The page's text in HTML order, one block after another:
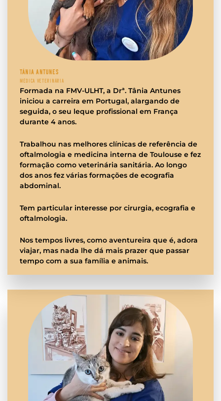
TÂNIA ANTUNES
MÉDICA VETERINÁRIA
Formada na FMV-ULHT, a Drª. Tânia Antunes
iniciou a carreira em Portugal, alargando de
seguida, o seu leque profissional em França
durante 4 anos.
Trabalhou nas melhores clínicas de referência de
oftalmologia e medicina interna de Toulouse e fez
formação como veterinária sanitária. Ao longo
dos anos fez várias formações de ecografia
abdominal.
Tem particular interesse por cirurgia, ecografia e
oftalmologia.
Nos tempos livres, como aventureira que é, adora
viajar, mas nada lhe dá mais prazer que passar
tempo com a sua família e animais.